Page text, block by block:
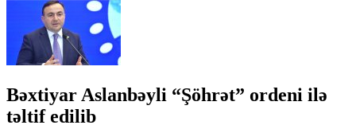
Bəxtiyar Aslanbəyli “Şöhrət” ordeni ilə
təltif edilib